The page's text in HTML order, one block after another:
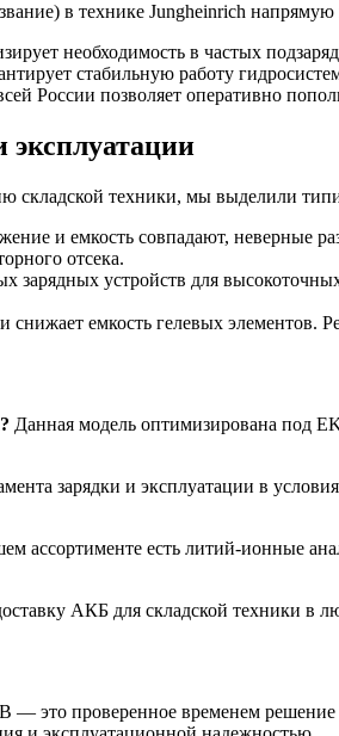
в технике Jungheinrich
необходимость в частых
стабильную работу
России позволяет оперативно
складской техники, мы выделили
и емкость совпадают, неверные
отсека.
зарядных устройств для
снижает емкость гелевых элементов.
Данная модель оптимизирована под
зарядки и эксплуатации в
ассортименте есть литий-ионные
АКБ для складской техники в
проверенное временем решение